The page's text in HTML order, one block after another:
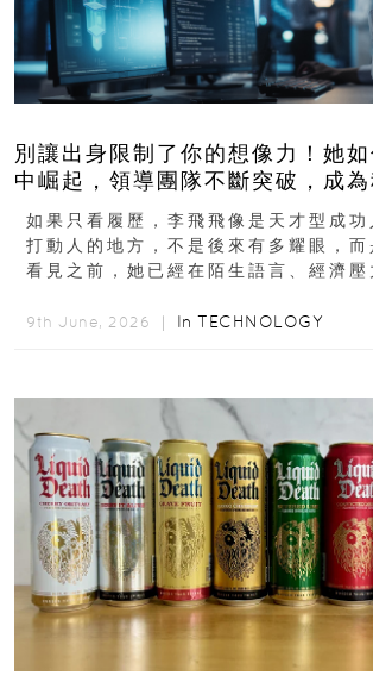
別讓出身限制了你的想像力！她
中崛起，領導團隊不斷突破，成為
「教母」？
如果只看履歷，李飛飛像是天才型成功
打動人的地方，不是後來有多耀眼，而
看見之前，她已經在陌生語言、經濟壓
西...
9th June, 2026 ｜ In TECHNOLOGY